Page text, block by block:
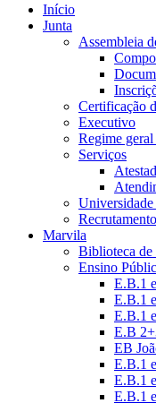
Início
Junta
Assembleia
Certificação
Executivo
Regime
Serviços
Recrutamento
Marvila
Biblioteca
Ensino
E.B.1
E.B.1
E.B.1
E.B
EB
E.B.1
E.B.1
E.B.1